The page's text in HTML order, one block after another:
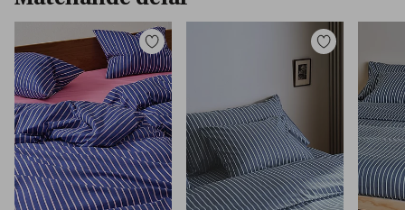
Lägg
till
i
favoriter
Lägg